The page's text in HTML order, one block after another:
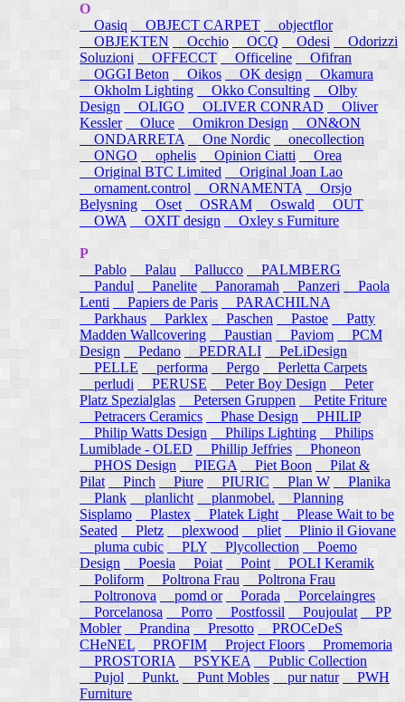
O
Oasiq
OBJECT CARPET
objectflor
OBJEKTEN
Occhio OCQ Odesi
Odorizzi
Soluzioni
OFFECCT Officeline
Ofifran
OGGI Beton
Oikos OK design
Okamura
Okholm Lighting
Okko Consulting
Olby
Design
OLIGO OLIVER CONRAD
Oliver
Kessler
Oluce Omikron Design
ON&ON
ONDARRETA
One Nordic
onecollection
ONGO
ophelis Opinion Ciatti
Orea
Original BTC Limited
Original Joan Lao
ornament.control
ORNAMENTA
Orsjo
Belysning
Oset OSRAM Oswald
OUT
OWA
OXIT design Oxley s Furniture
P
Pablo
Palau Pallucco
PALMBERG
Pandul
Panelite Panoramah Panzeri
Paola
Lenti
Papiers de Paris
PARACHILNA
Parkhaus
Parklex Paschen Pastoe
Patty
Madden Wallcovering
Paustian Paviom
PCM
Design
Pedano PEDRALI
PeLiDesign
PELLE
performa Pergo
Perletta Carpets
perludi
PERUSE Peter Boy Design
Peter
Platz Spezialglas
Petersen Gruppen
Petite Friture
Petracers Ceramics
Phase Design
PHILIP
Philip Watts Design
Philips Lighting
Philips
Lumiblade - OLED
Phillip Jeffries
Phoneon
PHOS Design
PIEGA Piet Boon
Pilat &
Pilat
Pinch Piure PIURIC Plan W
Planika
Plank
planlicht planmobel. Planning
Sisplamo
Plastex Platek Light
Please Wait to be
Seated
Pletz plexwood pliet
Plinio il Giovane
pluma cubic
PLY Plycollection
Poemo
Design
Poesia Poiat Point
POLI Keramik
Poliform
Poltrona Frau
Poltrona Frau
Poltronova
pomd or Porada
Porcelaingres
Porcelanosa
Porro Postfossil Poujoulat
PP
Mobler
Prandina Presotto
PROCeDeS
CHeNEL
PROFIM Project Floors
Promemoria
PROSTORIA
PSYKEA
Public Collection
Pujol
Punkt. Punt Mobles pur natur
PWH
Furniture